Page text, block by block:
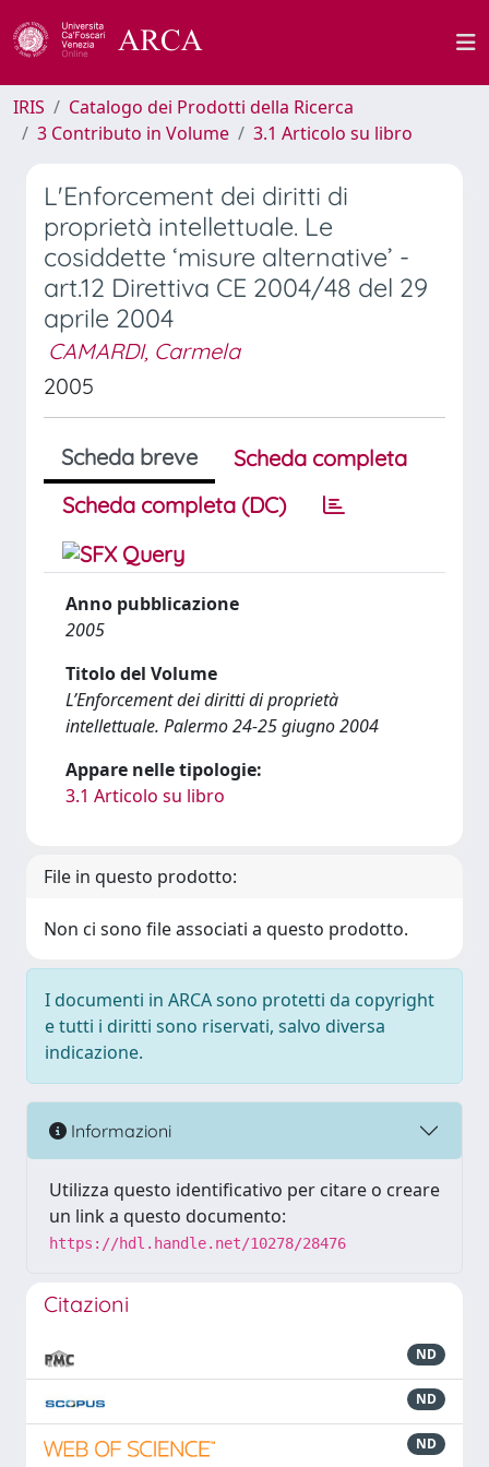
IRIS
Catalogo dei Prodotti della Ricerca
3 Contributo in Volume
3.1 Articolo su libro
L'Enforcement dei diritti di
proprietà intellettuale. Le
cosiddette ‘misure alternative’ -
art.12 Direttiva CE 2004/48 del 29
aprile 2004
CAMARDI, Carmela
2005
Scheda breve
Scheda completa
Scheda completa (DC)
Anno pubblicazione
2005
Titolo del Volume
L’Enforcement dei diritti di proprietà
intellettuale. Palermo 24-25 giugno 2004
Appare nelle tipologie:
3.1 Articolo su libro
File in questo prodotto:
Non ci sono file associati a questo prodotto.
I documenti in ARCA sono protetti da copyright
e tutti i diritti sono riservati, salvo diversa
indicazione.
Informazioni
Utilizza questo identificativo per citare o creare
un link a questo documento:
https://hdl.handle.net/10278/28476
Citazioni
ND
ND
ND